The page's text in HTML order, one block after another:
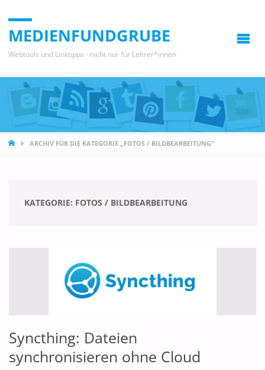
MEDIENFUNDGRUBE
Webtools und Linktipps - nicht nur für Lehrer*innen
STARTARCHIV FÜR DIE KATEGORIE „FOTOS / BILDBEARBEITUNG“
KATEGORIE: FOTOS / BILDBEARBEITUNG
Syncthing: Dateien
synchronisieren ohne Cloud